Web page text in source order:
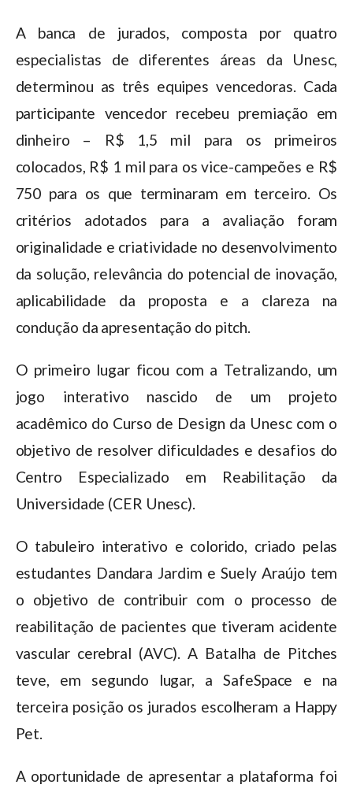
A banca de jurados, composta por quatro
especialistas de diferentes áreas da Unesc,
determinou as três equipes vencedoras. Cada
participante vencedor recebeu premiação em
dinheiro – R$ 1,5 mil para os primeiros
colocados, R$ 1 mil para os vice-campeões e R$
750 para os que terminaram em terceiro. Os
critérios adotados para a avaliação foram
originalidade e criatividade no desenvolvimento
da solução, relevância do potencial de inovação,
aplicabilidade da proposta e a clareza na
condução da apresentação do pitch.
O primeiro lugar ficou com a Tetralizando, um
jogo interativo nascido de um projeto
acadêmico do Curso de Design da Unesc com o
objetivo de resolver dificuldades e desafios do
Centro Especializado em Reabilitação da
Universidade (CER Unesc).
O tabuleiro interativo e colorido, criado pelas
estudantes Dandara Jardim e Suely Araújo tem
o objetivo de contribuir com o processo de
reabilitação de pacientes que tiveram acidente
vascular cerebral (AVC). A Batalha de Pitches
teve, em segundo lugar, a SafeSpace e na
terceira posição os jurados escolheram a Happy
Pet.
A oportunidade de apresentar a plataforma foi